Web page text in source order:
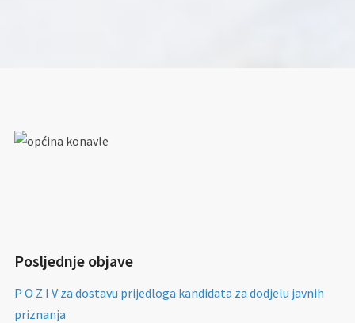
Posljednje objave
P O Z I V za dostavu prijedloga kandidata za dodjelu javnih
priznanja